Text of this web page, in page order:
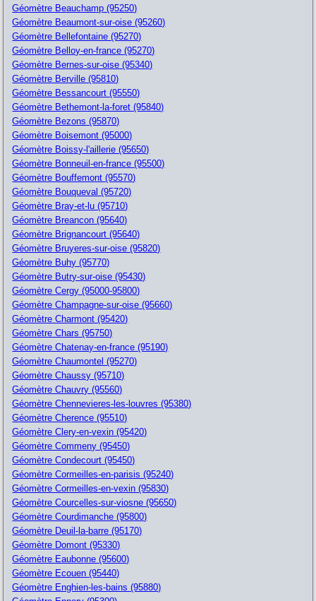
Géomètre Beauchamp (95250)
Géomètre Beaumont-sur-oise (95260)
Géomètre Bellefontaine (95270)
Géomètre Belloy-en-france (95270)
Géomètre Bernes-sur-oise (95340)
Géomètre Berville (95810)
Géomètre Bessancourt (95550)
Géomètre Bethemont-la-foret (95840)
Géomètre Bezons (95870)
Géomètre Boisemont (95000)
Géomètre Boissy-l'aillerie (95650)
Géomètre Bonneuil-en-france (95500)
Géomètre Bouffemont (95570)
Géomètre Bouqueval (95720)
Géomètre Bray-et-lu (95710)
Géomètre Breancon (95640)
Géomètre Brignancourt (95640)
Géomètre Bruyeres-sur-oise (95820)
Géomètre Buhy (95770)
Géomètre Butry-sur-oise (95430)
Géomètre Cergy (95000-95800)
Géomètre Champagne-sur-oise (95660)
Géomètre Charmont (95420)
Géomètre Chars (95750)
Géomètre Chatenay-en-france (95190)
Géomètre Chaumontel (95270)
Géomètre Chaussy (95710)
Géomètre Chauvry (95560)
Géomètre Chennevieres-les-louvres (95380)
Géomètre Cherence (95510)
Géomètre Clery-en-vexin (95420)
Géomètre Commeny (95450)
Géomètre Condecourt (95450)
Géomètre Cormeilles-en-parisis (95240)
Géomètre Cormeilles-en-vexin (95830)
Géomètre Courcelles-sur-viosne (95650)
Géomètre Courdimanche (95800)
Géomètre Deuil-la-barre (95170)
Géomètre Domont (95330)
Géomètre Eaubonne (95600)
Géomètre Ecouen (95440)
Géomètre Enghien-les-bains (95880)